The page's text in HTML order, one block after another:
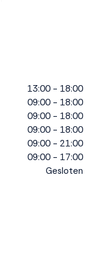
13:00 - 18:00
09:00 - 18:00
09:00 - 18:00
09:00 - 18:00
09:00 - 21:00
09:00 - 17:00
Gesloten